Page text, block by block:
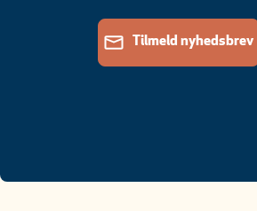
Tilmeld nyhedsbrev